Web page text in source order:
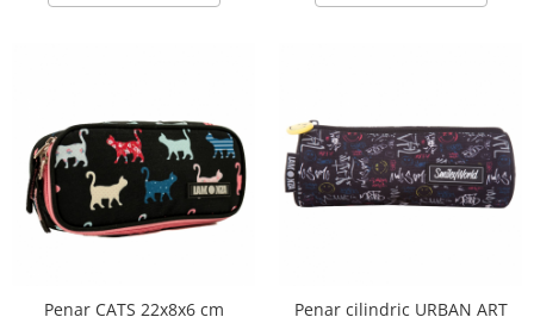
Penar CATS 22x8x6 cm Penar cilindric URBAN ART